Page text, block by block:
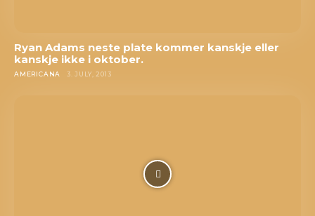
Ryan Adams neste plate kommer kanskje eller
kanskje ikke i oktober.
AMERICANA 3. JULY, 2013